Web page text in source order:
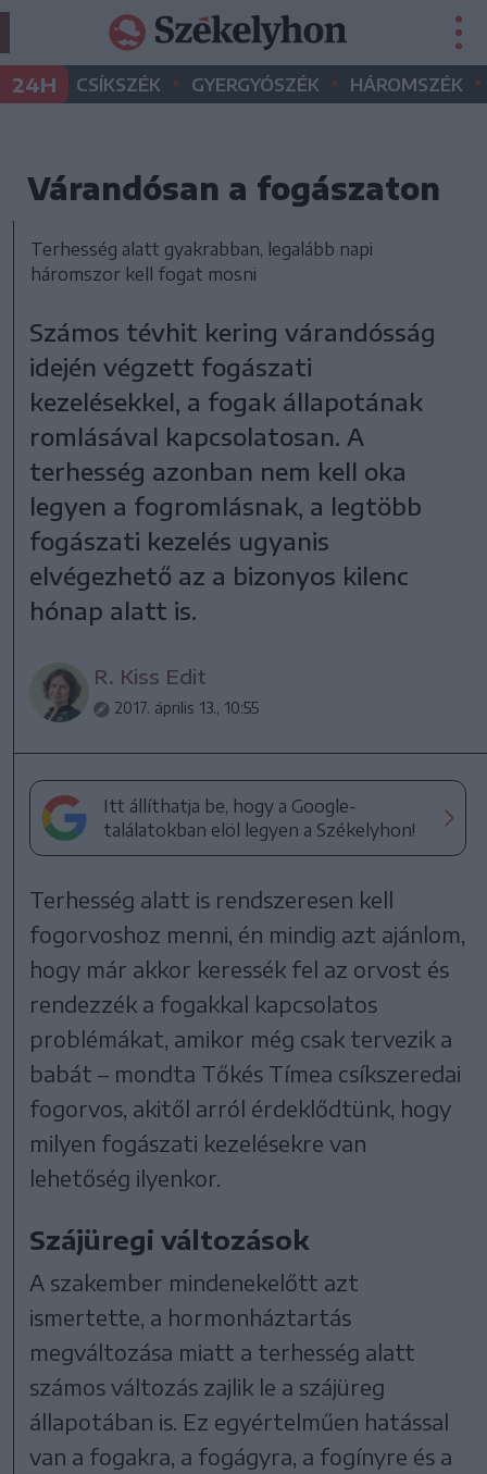
24H CSÍKSZÉK • GYERGYÓSZÉK • HÁROMSZÉK •
Várandósan a fogászaton
Terhesség alatt gyakrabban, legalább napi
háromszor kell fogat mosni
Számos tévhit kering várandósság
idején végzett fogászati
kezelésekkel, a fogak állapotának
romlásával kapcsolatosan. A
terhesség azonban nem kell oka
legyen a fogromlásnak, a legtöbb
fogászati kezelés ugyanis
elvégezhető az a bizonyos kilenc
hónap alatt is.
R. Kiss Edit
2017. április 13., 10:55
Itt állíthatja be, hogy a Google-
találatokban elöl legyen a Székelyhon!
Terhesség alatt is rendszeresen kell
fogorvoshoz menni, én mindig azt ajánlom,
hogy már akkor keressék fel az orvost és
rendezzék a fogakkal kapcsolatos
problémákat, amikor még csak tervezik a
babát – mondta Tőkés Tímea csíkszeredai
fogorvos, akitől arról érdeklődtünk, hogy
milyen fogászati kezelésekre van
lehetőség ilyenkor.
Szájüregi változások
A szakember mindenekelőtt azt
ismertette, a hormonháztartás
megváltozása miatt a terhesség alatt
számos változás zajlik le a szájüreg
állapotában is. Ez egyértelműen hatással
van a fogakra, a fogágyra, a fogínyre és a